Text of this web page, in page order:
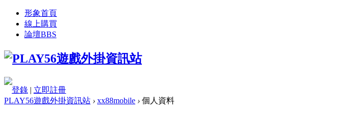
形象首頁
線上購買
論壇BBS
登錄 | 立即註冊
PLAY56遊戲外掛資訊站 › xx88mobile › 個人資料